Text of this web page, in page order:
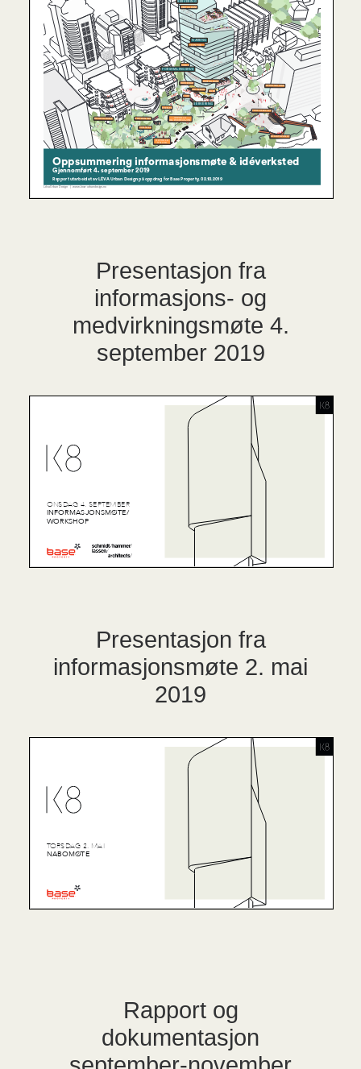
Presentasjon fra
informasjons- og
medvirkningsmøte 4.
september 2019
Presentasjon fra
informasjonsmøte 2. mai
2019
Rapport og
dokumentasjon